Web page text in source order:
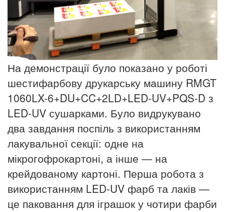
На демонстрації було показано у роботі
шестифарбову друкарську машину RMGT
1060LX-6+DU+CC+2LD+LED-UV+PQS-D з
LED-UV сушарками. Було видрукувано
два завдання поспіль з використанням
лакувальної секції: одне на
мікрогофрокартоні, а інше — на
крейдованому картоні. Перша робота з
використанням LED-UV фарб та лаків —
це паковання для іграшок у чотири фарби